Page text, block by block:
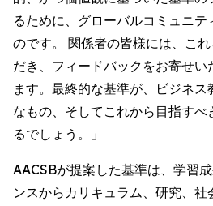
るために、グローバルコミュニ
のです。 関係者の皆様には、こ
だき、フィードバックをお寄せい
ます。最終的な基準が、ビジネ
なもの、そしてこれから目指す
るでしょう。」
AACSBが提案した基準は、学習
ンスからカリキュラム、研究、